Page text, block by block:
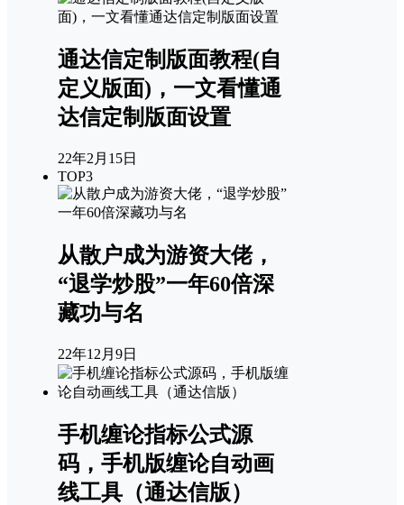
通达信定制版面教程(自
定义版面)，一文看懂通
达信定制版面设置
22年2月15日
TOP3
从散户成为游资大佬，
“退学炒股”一年60倍深
藏功与名
22年12月9日
手机缠论指标公式源
码，手机版缠论自动画
线工具（通达信版）